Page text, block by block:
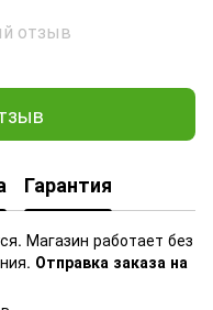
отзыв
Гарантия
Магазин работает без
Отправка заказа на